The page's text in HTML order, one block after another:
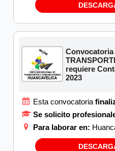
Convocatoria
requiere
2023
Esta convocatoria
Se solicito
Para laborar en: